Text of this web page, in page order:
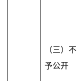
（三）不
予公开